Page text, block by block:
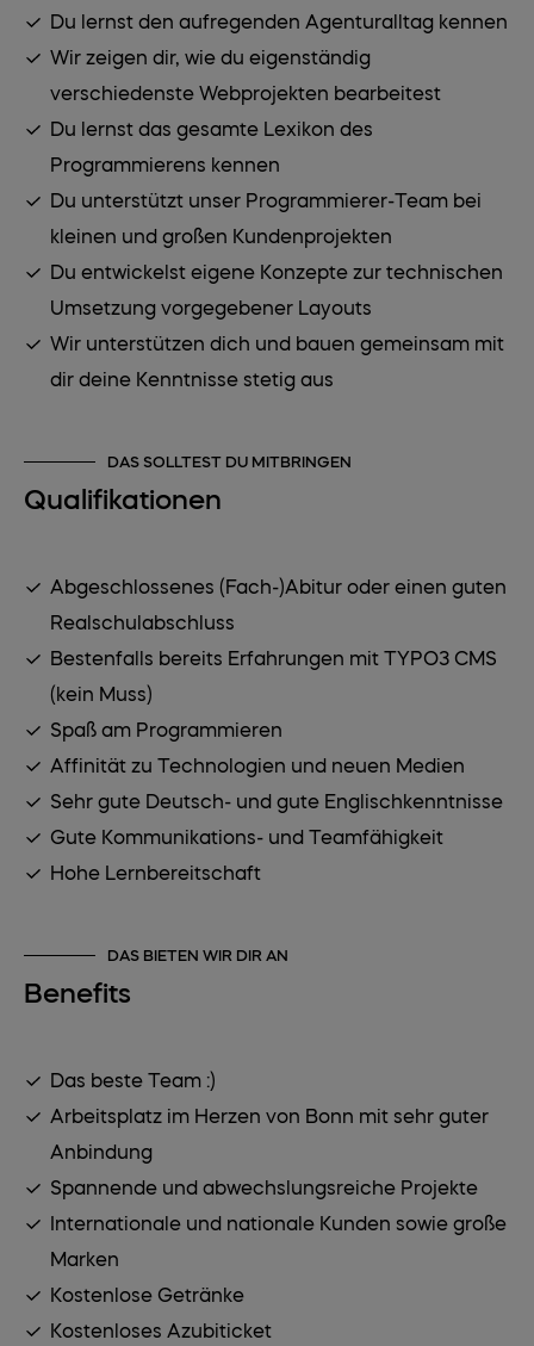
Du lernst den aufregenden Agenturalltag kennen
Wir zeigen dir, wie du eigenständig
verschiedenste Webprojekten bearbeitest
Du lernst das gesamte Lexikon des
Programmierens kennen
Du unterstützt unser Programmierer-Team bei
kleinen und großen Kundenprojekten
Du entwickelst eigene Konzepte zur technischen
Umsetzung vorgegebener Layouts
Wir unterstützen dich und bauen gemeinsam mit
dir deine Kenntnisse stetig aus
DAS SOLLTEST DU MITBRINGEN
Qualifikationen
Abgeschlossenes (Fach-)Abitur oder einen guten
Realschulabschluss
Bestenfalls bereits Erfahrungen mit TYPO3 CMS
(kein Muss)
Spaß am Programmieren
Affinität zu Technologien und neuen Medien
Sehr gute Deutsch- und gute Englischkenntnisse
Gute Kommunikations- und Teamfähigkeit
Hohe Lernbereitschaft
DAS BIETEN WIR DIR AN
Benefits
Das beste Team :)
Arbeitsplatz im Herzen von Bonn mit sehr guter
Anbindung
Spannende und abwechslungsreiche Projekte
Internationale und nationale Kunden sowie große
Marken
Kostenlose Getränke
Kostenloses Azubiticket